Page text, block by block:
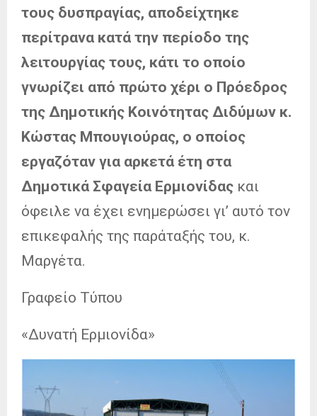
τους δυσπραγίας, αποδείχτηκε
περίτρανα κατά την περίοδο της
λειτουργίας τους, κάτι το οποίο
γνωρίζει από πρώτο χέρι ο Πρόεδρος
της Δημοτικής Κοινότητας Διδύμων κ.
Κώστας Μπουγιούρας, ο οποίος
εργαζόταν για αρκετά έτη στα
Δημοτικά Σφαγεία Ερμιονίδας και
όφειλε να έχει ενημερώσει γι’ αυτό τον
επικεφαλής της παράταξής του, κ.
Μαργέτα.
Γραφείο Τύπου
«Δυνατή Ερμιονίδα»